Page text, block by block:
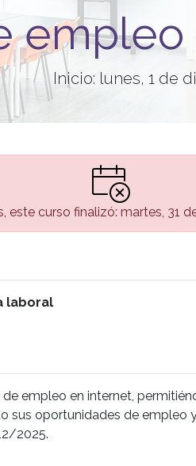
Inicio: lunes, 1 de
este curso finalizó: martes, 31
laboral
empleo en internet,
sus oportunidades de empleo
2025.